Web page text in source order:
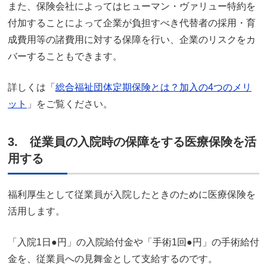
また、保険会社によってはヒューマン・ヴァリュー特約を
付加することによって企業が負担すべき代替者の採用・育
成費用等の諸費用に対する保障を行い、企業のリスクをカ
バーすることもできます。
詳しくは「 総合福祉団体定期保険とは？加入の4つのメリ
ット 」をご覧ください。
3. 従業員の入院時の保障をする医療保険を活
用する
福利厚生として従業員が入院したときのために医療保険を
活用します。
「入院1日●円」の入院給付金や「手術1回●円」の手術給付
金を、従業員への見舞金として支給するのです。